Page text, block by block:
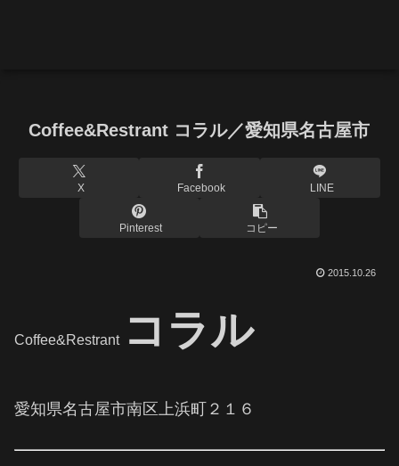
Coffee&Restrant コラル／愛知県名古屋市
X Facebook LINE
Pinterest コピー
2015.10.26
Coffee&Restrant コラル
愛知県名古屋市南区上浜町２１６